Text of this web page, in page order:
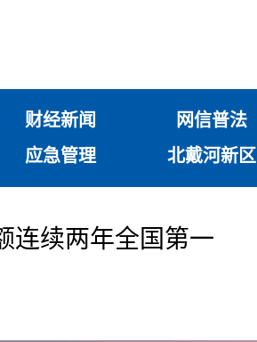
财经新闻 网信普法
应急管理 北戴河新区
连续两年全国第一